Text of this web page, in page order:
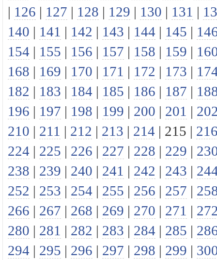
| 126 | 127 | 128 | 129 | 130 | 131 |
140 | 141 | 142 | 143 | 144 | 145 |
154 | 155 | 156 | 157 | 158 | 159 |
168 | 169 | 170 | 171 | 172 | 173 |
182 | 183 | 184 | 185 | 186 | 187 |
196 | 197 | 198 | 199 | 200 | 201 |
210 | 211 | 212 | 213 | 214 | 215 |
224 | 225 | 226 | 227 | 228 | 229 |
238 | 239 | 240 | 241 | 242 | 243 |
252 | 253 | 254 | 255 | 256 | 257 |
266 | 267 | 268 | 269 | 270 | 271 |
280 | 281 | 282 | 283 | 284 | 285 |
294 | 295 | 296 | 297 | 298 | 299 |